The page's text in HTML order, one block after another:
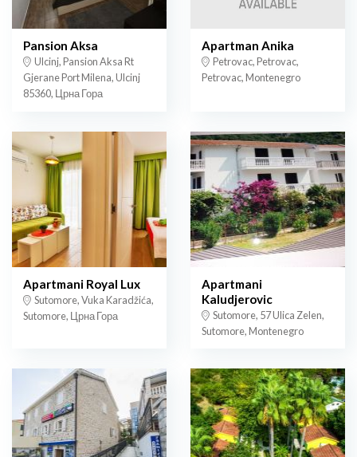
Pansion Aksa
Ulcinj, Pansion Aksa Rt
Gjerane Port Milena, Ulcinj
85360, Црна Гора
Apartman Anika
Petrovac, Petrovac,
Petrovac, Montenegro
Apartmani Royal Lux
Sutomore, Vuka Karadžića,
Sutomore, Црна Гора
Apartmani
Kaludjerovic
Sutomore, 57 Ulica Zelen,
Sutomore, Montenegro